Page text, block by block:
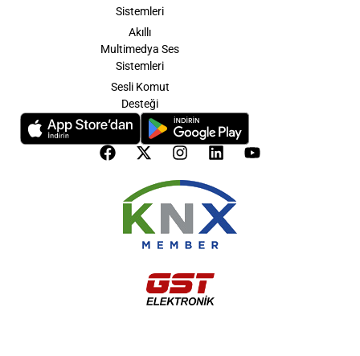
Sistemleri
Akıllı
Multimedya Ses
Sistemleri
Sesli Komut
Desteği